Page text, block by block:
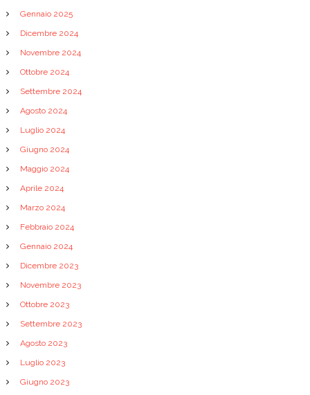
i
Gennaio 2025
Dicembre 2024
Novembre 2024
Ottobre 2024
Settembre 2024
Agosto 2024
Luglio 2024
Giugno 2024
Maggio 2024
Aprile 2024
Marzo 2024
Febbraio 2024
Gennaio 2024
Dicembre 2023
Novembre 2023
Ottobre 2023
Settembre 2023
Agosto 2023
Luglio 2023
Giugno 2023